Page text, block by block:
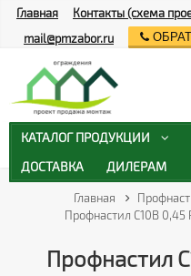
Главная
Профнастил С10В 0,45
Профнастил
Главная
Контакты (схема
mail@pmzabor.ru
КАТАЛОГ ПРОДУКЦИИ
ДОСТАВКА
ДИЛЕРАМ